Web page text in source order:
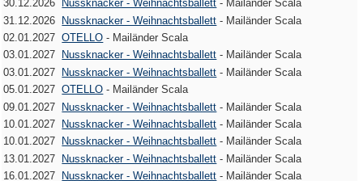
30.12.2026 Nussknacker - Weihnachtsballett - Mailänder Scala
31.12.2026 Nussknacker - Weihnachtsballett - Mailänder Scala
02.01.2027OTELLO - Mailänder Scala
03.01.2027
Nussknacker - Weihnachtsballett - Mailänder Scala
03.01.2027
Nussknacker - Weihnachtsballett - Mailänder Scala
05.01.2027OTELLO - Mailänder Scala
09.01.2027 Nussknacker - Weihnachtsballett - Mailänder Scala
10.01.2027
Nussknacker - Weihnachtsballett - Mailänder Scala
10.01.2027
Nussknacker - Weihnachtsballett - Mailänder Scala
13.01.2027
Nussknacker - Weihnachtsballett - Mailänder Scala
16.01.2027
Nussknacker - Weihnachtsballett - Mailänder Scala